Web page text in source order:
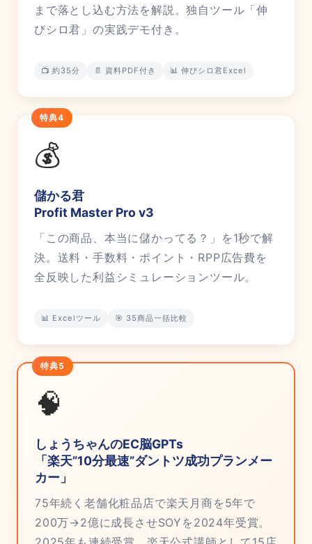
まで落とし込む方法を解説。独自ツール「伸
びシロ君」の実践デモ付き。
📺 約35分 📄 資料PDF付き 📊 伸びシロ君Excel
特典4
💰
儲かる君
Profit Master Pro v3
「この商品、本当に儲かってる？」を1秒で解
決。送料・手数料・ポイント・RPP広告費を
全反映した利益シミュレーションツール。
📊 Excelツール 🎯 35商品一括比較
特典5
🧠
しょうちゃんのEC脳GPTs
「楽天”10分最速”ダントツ成功プランメー
カー」
75年続く老舗化粧品店で楽天月商を5年で
200万→2億に成長させSOYを2024年受賞。